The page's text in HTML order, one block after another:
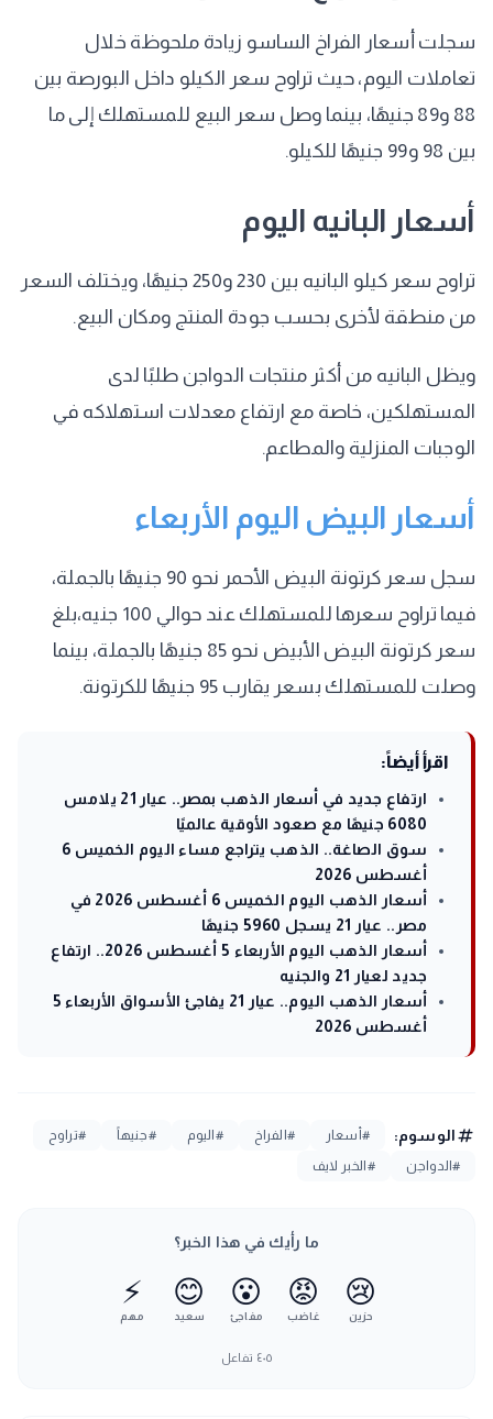
سجلت أسعار الفراخ الساسو زيادة ملحوظة خلال
تعاملات اليوم، حيث تراوح سعر الكيلو داخل البورصة بين
88 و89 جنيهًا، بينما وصل سعر البيع للمستهلك إلى ما
بين 98 و99 جنيهًا للكيلو.
أسعار البانيه اليوم
تراوح سعر كيلو البانيه بين 230 و250 جنيهًا، ويختلف السعر
من منطقة لأخرى بحسب جودة المنتج ومكان البيع.
ويظل البانيه من أكثر منتجات الدواجن طلبًا لدى
المستهلكين، خاصة مع ارتفاع معدلات استهلاكه في
الوجبات المنزلية والمطاعم.
أسعار البيض اليوم الأربعاء
سجل سعر كرتونة البيض الأحمر نحو 90 جنيهًا بالجملة،
فيما تراوح سعرها للمستهلك عند حوالي 100 جنيه،بلغ
سعر كرتونة البيض الأبيض نحو 85 جنيهًا بالجملة، بينما
وصلت للمستهلك بسعر يقارب 95 جنيهًا للكرتونة.
اقرأ أيضاً:
ارتفاع جديد في أسعار الذهب بمصر.. عيار 21 يلامس
6080 جنيهًا مع صعود الأوقية عالميًا
سوق الصاغة.. الذهب يتراجع مساء اليوم الخميس 6
أغسطس 2026
أسعار الذهب اليوم الخميس 6 أغسطس 2026 في
مصر.. عيار 21 يسجل 5960 جنيهًا
أسعار الذهب اليوم الأربعاء 5 أغسطس 2026.. ارتفاع
جديد لعيار 21 والجنيه
أسعار الذهب اليوم.. عيار 21 يفاجئ الأسواق الأربعاء 5
أغسطس 2026
tagالوسوم: #أسعار #الفراخ #اليوم #جنيهاً
#تراوح
#الدواجن
#الخبر لايف
ما رأيك في هذا الخبر؟
😢
حزين
😡
غاضب
😮
مفاجئ
😊
سعيد
⚡
مهم
٤٠٥ تفاعل